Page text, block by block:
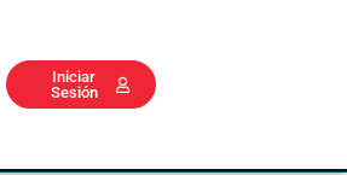
Iniciar
Sesión